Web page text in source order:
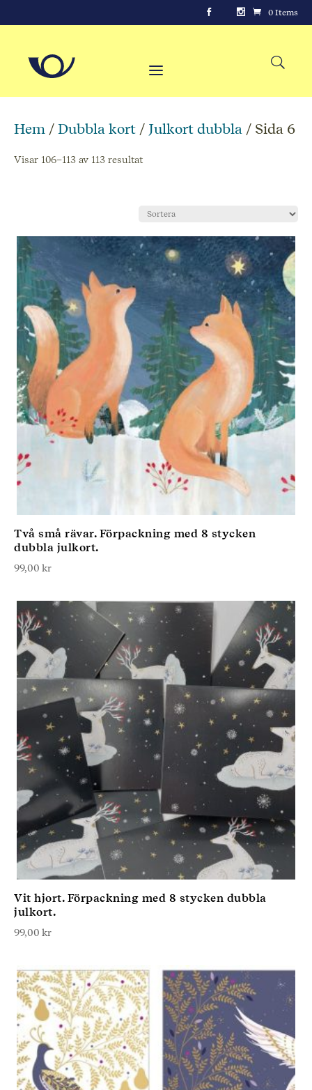
0 Items
Hem / Dubbla kort / Julkort dubbla / Sida 6
Visar 106–113 av 113 resultat
Två små rävar. Förpackning med 8 stycken
dubbla julkort.
99,00 kr
Vit hjort. Förpackning med 8 stycken dubbla
julkort.
99,00 kr